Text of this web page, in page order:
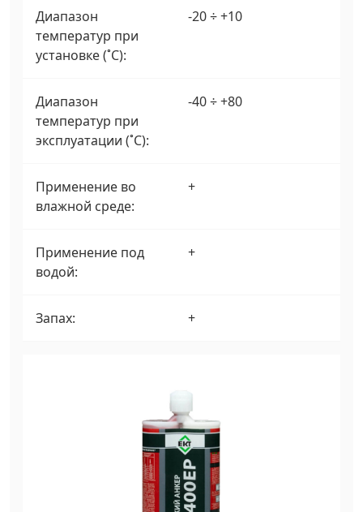
Диапазон
температур при
установке (˚С):
-20 ÷ +10
Диапазон
температур при
эксплуатации (˚С):
-40 ÷ +80
Применение во
влажной среде:
+
Применение под
водой:
+
Запах: +